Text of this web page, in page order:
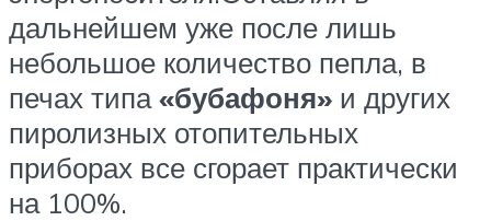
дальнейшем уже после лишь
небольшое количество пепла, в
печах типа«бубафоня» и других
пиролизных отопительных
приборах все сгорает практически
на 100%.